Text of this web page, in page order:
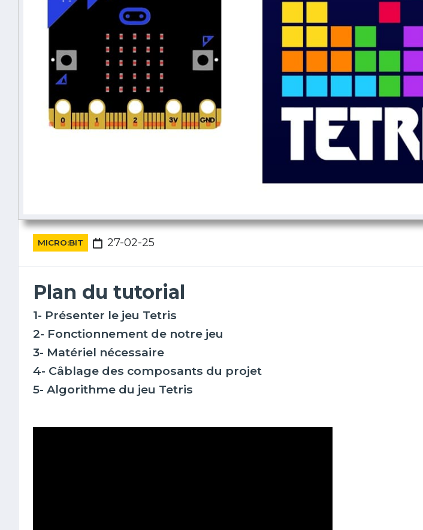
MICRO:BIT 27-02-25
Plan du tutorial
1- Présenter le jeu Tetris
2- Fonctionnement de notre jeu
3- Matériel nécessaire
4- Câblage des composants du projet
5- Algorithme du jeu Tetris